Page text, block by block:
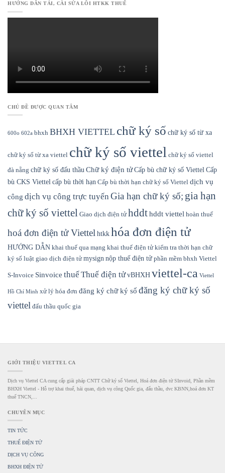
HƯỚNG DẪN TẢI, CÀI SỬA LỖI HTKK THUẾ
CHỦ ĐỀ ĐƯỢC QUAN TÂM
600o 602a bhxh BHXH VIETTEL chữ ký số chữ ký số từ xa
chữ ký số từ xa viettel chữ ký số viettel chữ ký số viettel
đà nẵng chữ ký số đấu thầuChữ ký điện tửCấp bù chữ ký số ViettelCấp
bù CKS Viettelcấp bù thời hạn Cấp bù thời hạn chữ ký số Viettel dịch vụ
công dịch vụ công trực tuyến Gia hạn chữ ký số; gia hạn
chữ ký số viettel Giao dịch điện tử hddthddt viettel hoàn thuế
hoá đơn điện tử Viettelhtkkhóa đơn điện tử
HƯỚNG DẪN khai thuế qua mạng khai thuế điện tử kiểm tra thời hạn chữ
ký số luật giao dịch điện tử mysignnộp thuế điện tử phần mềm bhxh Viettel
S-Invoice Sinvoice thuế Thuế điện tửvBHXHviettel-ca Viettel
Hồ Chí Minh xử lý hóa đơn đăng ký chữ ký số đăng ký chữ ký số
viettel đấu thầu quốc gia
GIỚI THIỆU VIETTEL CA
Dịch vụ Viettel CA cung cấp giải pháp CNTT Chữ ký số Viettel, Hoá đơn điện tử SInvoid, Phần mềm
BHXH Viettel - Hỗ trợ khai thuế, hải quan, dịch vụ công Quốc gia, đấu thầu, dvc KBNN,hoá đơn KT
thuế TNCN,...
CHUYÊN MỤC
TIN TỨC
THUẾ ĐIỆN TỬ
DỊCH VỤ CÔNG
BHXH ĐIỆN TỬ